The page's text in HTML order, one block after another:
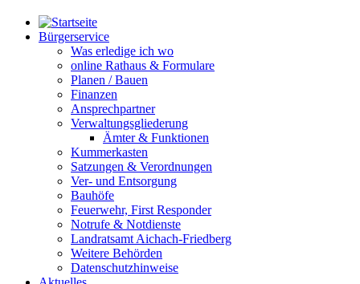
Bürgerservice
Was erledige ich wo
online Rathaus & Formulare
Planen / Bauen
Finanzen
Ansprechpartner
Verwaltungsgliederung
Ämter & Funktionen
Kummerkasten
Satzungen & Verordnungen
Ver- und Entsorgung
Bauhöfe
Feuerwehr, First Responder
Notrufe & Notdienste
Landratsamt Aichach-Friedberg
Weitere Behörden
Datenschutzhinweise